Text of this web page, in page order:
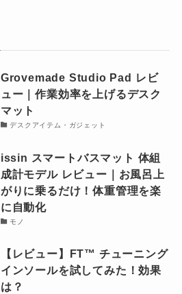
Grovemade Studio Pad レビ
ュー｜作業効率を上げるデスク
マット
デスクアイテム・ガジェット
issin スマートバスマット 体組
成計モデル レビュー｜お風呂上
がりに乗るだけ！体重管理を楽
に自動化
モノ
【レビュー】FT™︎ チューニング
インソールを試してみた！効果
は？